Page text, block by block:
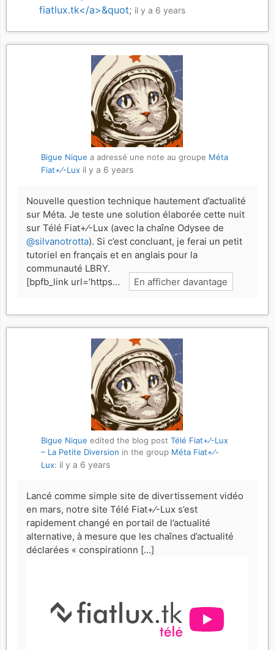
fiatlux.tk</a>&quot; il y a 6 years
Bigue Nique a adressé une note au groupe Méta
Fiat+⁄-Lux il y a 6 years
Nouvelle question technique hautement d’actualité
sur Méta. Je teste une solution élaborée cette nuit
sur Télé Fiat+⁄-Lux (avec la chaîne Odysee de
@silvanotrotta). Si c’est concluant, je ferai un petit
tutoriel en français et en anglais pour la
communauté LBRY.
[bpfb_link url=’https…
En afficher davantage
Bigue Nique edited the blog post Télé Fiat+⁄-Lux
– La Petite Diversion in the group Méta Fiat+⁄-
Lux: il y a 6 years
Lancé comme simple site de divertissement vidéo
en mars, notre site Télé Fiat+⁄-Lux s’est
rapidement changé en portail de l’actualité
alternative, à mesure que les chaînes d’actualité
déclarées « conspirationn […]